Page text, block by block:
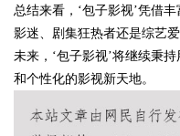
总结来看，‘包子影视’凭借
影迷、剧集狂热者还是综艺
未来，‘包子影视’将继续秉
和个性化的影视新天地。